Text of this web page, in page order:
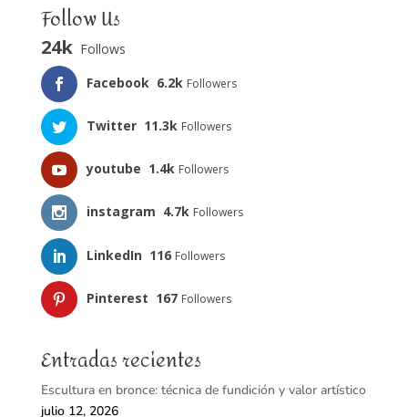
Follow Us
24k Follows
Facebook 6.2k Followers
Twitter 11.3k Followers
youtube 1.4k Followers
instagram 4.7k Followers
LinkedIn 116 Followers
Pinterest 167 Followers
Entradas recientes
Escultura en bronce: técnica de fundición y valor artístico
julio 12, 2026